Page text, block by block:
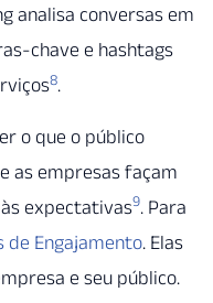
analisa conversas em
chave e hashtags
8.
o que o público
as empresas façam
expectativas9. Para
de Engajamento. Elas
e seu público.